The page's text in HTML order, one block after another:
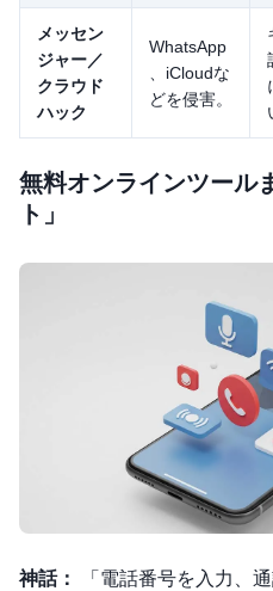
メッセン
ジャー／
クラウド
ハック
WhatsApp
、iCloudな
どを侵害。
無料オンラインツール
ト」
神話：
「電話番号を入力、